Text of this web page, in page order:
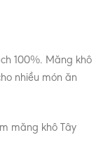
100%. Măng khô
nhiều món ăn
măng khô Tây